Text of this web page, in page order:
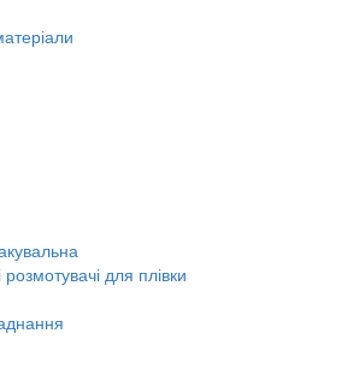
розмотувачі для плівки